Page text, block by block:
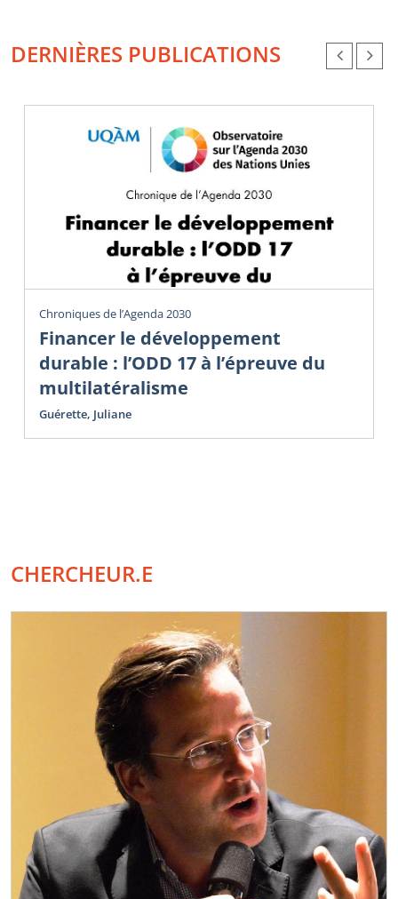
DERNIÈRES PUBLICATIONS
Chroniques de l’Agenda 2030
Financer le développement
durable : l’ODD 17 à l’épreuve du
multilatéralisme
Guérette, Juliane
CHERCHEUR.E